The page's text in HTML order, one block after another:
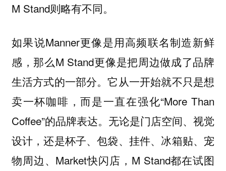
M Stand则略有不同。
如果说Manner更像是用高频联名制造新鲜
感，那么M Stand更像是把周边做成了品牌
生活方式的一部分。它从一开始就不只是想
卖一杯咖啡，而是一直在强化“More Than
Coffee”的品牌表达。无论是门店空间、视觉
设计，还是杯子、包袋、挂件、冰箱贴、宠
物周边、Market快闪店，M Stand都在试图